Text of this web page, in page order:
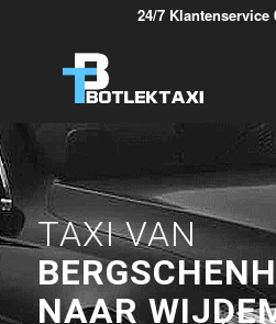
24/7 Klantenservice
TAXI VAN
NAAR